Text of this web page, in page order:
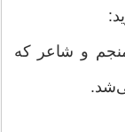
و شاعر که